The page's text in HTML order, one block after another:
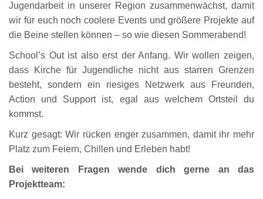
Jugendarbeit in unserer Region zusammenwächst, damit
wir für euch noch coolere Events und größere Projekte auf
die Beine stellen können – so wie diesen Sommerabend!
School’s Out ist also erst der Anfang. Wir wollen zeigen,
dass Kirche für Jugendliche nicht aus starren Grenzen
besteht, sondern ein riesiges Netzwerk aus Freunden,
Action und Support ist, egal aus welchem Ortsteil du
kommst.
Kurz gesagt: Wir rücken enger zusammen, damit ihr mehr
Platz zum Feiern, Chillen und Erleben habt!
Bei weiteren Fragen wende dich gerne an das
Projektteam: